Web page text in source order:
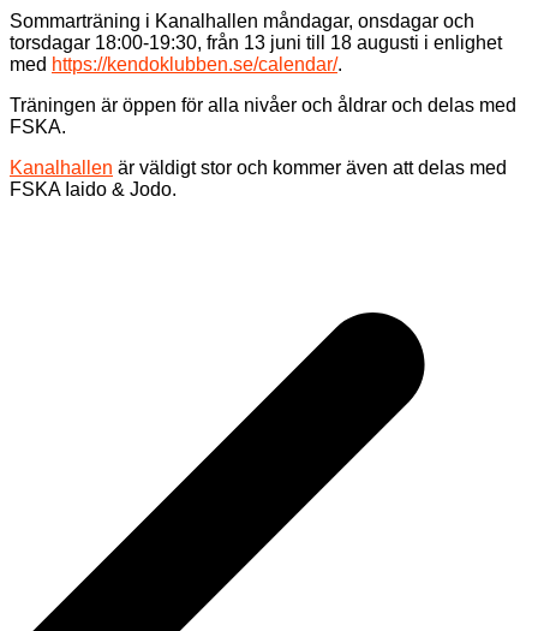
Sommarträning i Kanalhallen måndagar, onsdagar och
torsdagar 18:00-19:30, från 13 juni till 18 augusti i enlighet
med https://kendoklubben.se/calendar/.
Träningen är öppen för alla nivåer och åldrar och delas med
FSKA.
Kanalhallen är väldigt stor och kommer även att delas med
FSKA Iaido & Jodo.